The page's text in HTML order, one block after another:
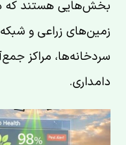
بخش‌هایی هستند که
زمین‌های زراعی و
سردخانه‌ها، مراکز
دامداری.